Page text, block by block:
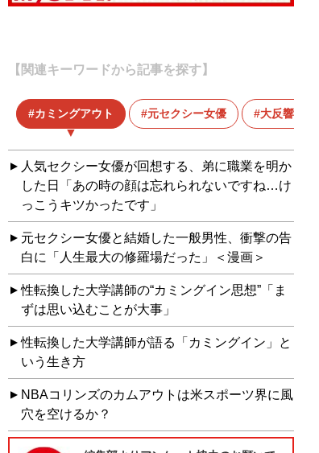
【関連キーワードから記事を探す】
カミングアウト 元セクシー女優 大反響・漫
人気セクシー女優が回想する、弟に職業を明か
した日「あの時の顔は忘れられないですね…け
っこうキツかったです」
元セクシー女優と結婚した一般男性、衝撃の告
白に「人生最大の修羅場だった」＜漫画＞
性転換した大学講師の“カミングイン思想”「ま
ずは思い込むことが大事」
性転換した大学講師が語る「カミングイン」と
いう生き方
NBAコリンズのカムアウトは米スポーツ界に風
穴を空けるか？